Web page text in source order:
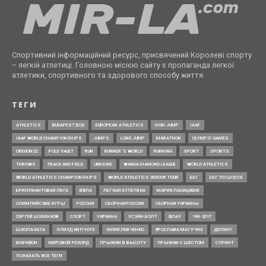
Спортивний інформаційний ресурс, присвячений Королеві спорту
– легкій атлетиці. Головною місією сайту є пропаганда легкої
атлетики, спортивного та здорового способу життя.
ТЕГИ
ATHLETICS BUDAPEST2023 EUROPEAN ATHLETICS HIGH JUMP IAAF
IAAF WORLD CHAMPIONSHIPS JUMPS LONG JUMP MARATHON OLYMPIC GAMES
OREGON22 POLE VAULT RUN RUNNER’S WORLD RUNNING SPORT SPORTS
THROWS TRACK AND FIELD UKRAINE WANDA DIAMOND LEAGUE WORLD ATHLETICS
WORLD ATHLETICS CHAMPIONSHIPS WORLD ATHLETICS INDOOR TOUR БЕГ БЕГ ПО ШОССЕ
БРИЛЛИАНТОВАЯ ЛИГА ВФЛА ЛЕГКАЯ АТЛЕТИКА МАРИЯ ЛАСИЦКЕНЕ
ОЛИМПИЙСКИЕ ИГРЫ РОССИЯ СБОРНАЯ РОССИИ СБОРНАЯ УКРАИНЫ
СЕРГЕЙ ШУБЕНКОВ СПОРТ УКРАИНА УСЭЙН БОЛТ ФЛАУ ЧМ-2017
ШКОЛА БЕГА ЭЛИУД КИПЧОГЕ ЮЛИЯ ЛЕВЧЕНКО ЯРОСЛАВА МАГУЧИХ ДОПИНГ
МАРАФОН МИРОВОЙ РЕКОРД ПРЫЖКИ В ВЫСОТУ ПРЫЖКИ С ШЕСТОМ СПРИНТ
ПОКАЗАТЬ ВСЕ ТЕГИ